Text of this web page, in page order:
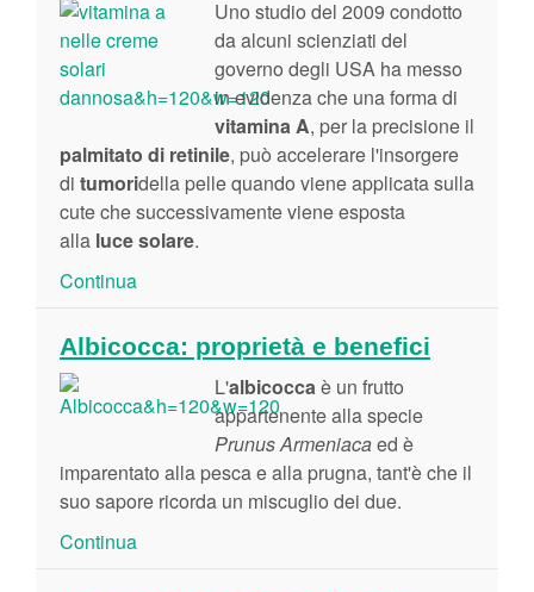
Uno studio del 2009 condotto
da alcuni scienziati del
governo degli USA ha messo
in evidenza che una forma di
vitamina A, per la precisione il
palmitato di retinile, può accelerare l'insorgere
di tumoridella pelle quando viene applicata sulla
cute che successivamente viene esposta
alla luce solare.
Continua
Albicocca: proprietà e benefici
L'albicoccaè un frutto
appartenente alla specie
Prunus Armeniacaed è
imparentato alla pesca e alla prugna, tant'è che il
suo sapore ricorda un miscuglio dei due.
Continua